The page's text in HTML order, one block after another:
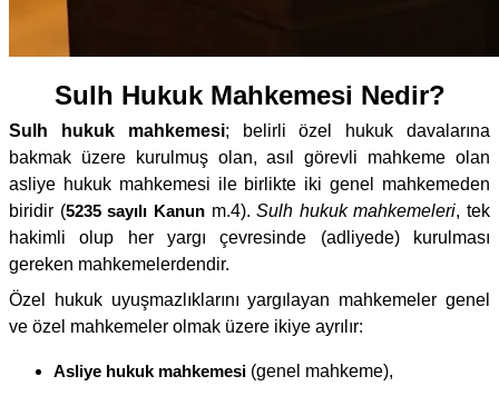
Sulh Hukuk Mahkemesi Nedir?
Sulh hukuk mahkemesi; belirli özel hukuk davalarına
bakmak üzere kurulmuş olan, asıl görevli mahkeme olan
asliye hukuk mahkemesi ile birlikte iki genel mahkemeden
biridir (5235 sayılı Kanunm.4).Sulh hukuk mahkemeleri, tek
hakimli olup her yargı çevresinde (adliyede) kurulması
gereken mahkemelerdendir.
Özel hukuk uyuşmazlıklarını yargılayan mahkemeler genel
ve özel mahkemeler olmak üzere ikiye ayrılır:
Asliye hukuk mahkemesi (genel mahkeme),